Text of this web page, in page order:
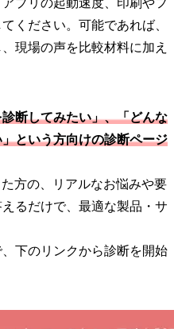
プリの起動速度、印刷やフ
ください。可能であれば、
現場の声を比較材料に加え
断してみたい」、「どんな
という方向けの診断ページ
方の、リアルなお悩みや要
るだけで、最適な製品・サ
下のリンクから診断を開始